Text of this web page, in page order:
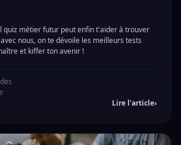
quiz métier futur peut enfin t'aider à trouver
nous, on te dévoile les meilleurs tests
et kiffer ton avenir !
Lire l'article›